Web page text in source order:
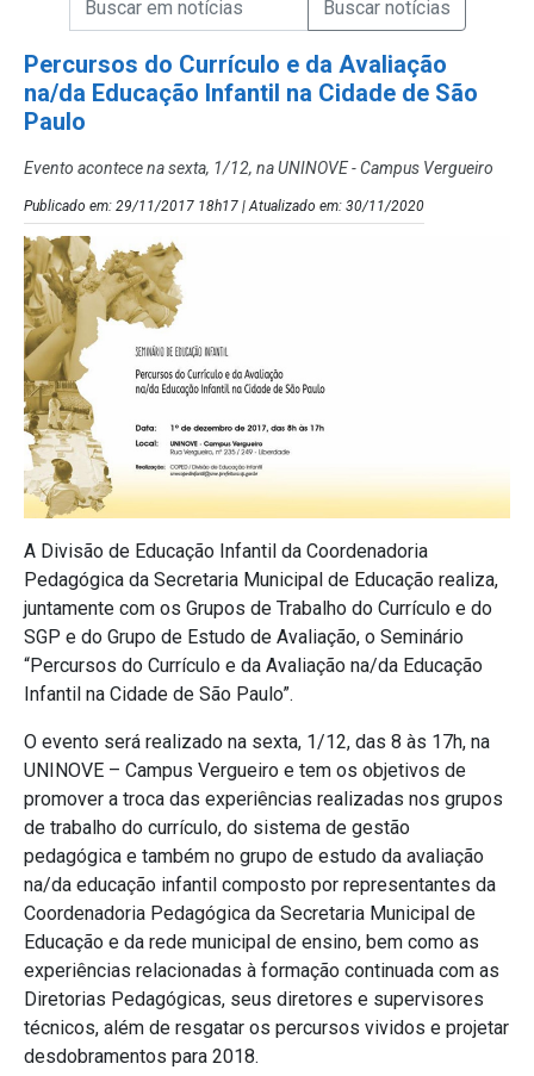
Percursos do Currículo e da Avaliação
na/da Educação Infantil na Cidade de São
Paulo
Evento acontece na sexta, 1/12, na UNINOVE - Campus Vergueiro
Publicado em: 29/11/2017 18h17 | Atualizado em: 30/11/2020
A Divisão de Educação Infantil da Coordenadoria
Pedagógica da Secretaria Municipal de Educação realiza,
juntamente com os Grupos de Trabalho do Currículo e do
SGP e do Grupo de Estudo de Avaliação, o Seminário
“Percursos do Currículo e da Avaliação na/da Educação
Infantil na Cidade de São Paulo”.
O evento será realizado na sexta, 1/12, das 8 às 17h, na
UNINOVE – Campus Vergueiro e tem os objetivos de
promover a troca das experiências realizadas nos grupos
de trabalho do currículo, do sistema de gestão
pedagógica e também no grupo de estudo da avaliação
na/da educação infantil composto por representantes da
Coordenadoria Pedagógica da Secretaria Municipal de
Educação e da rede municipal de ensino, bem como as
experiências relacionadas à formação continuada com as
Diretorias Pedagógicas, seus diretores e supervisores
técnicos, além de resgatar os percursos vividos e projetar
desdobramentos para 2018.